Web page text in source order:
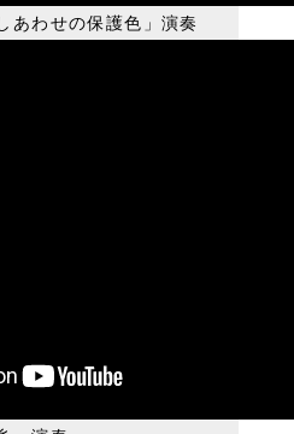
あわせの保護色」演奏